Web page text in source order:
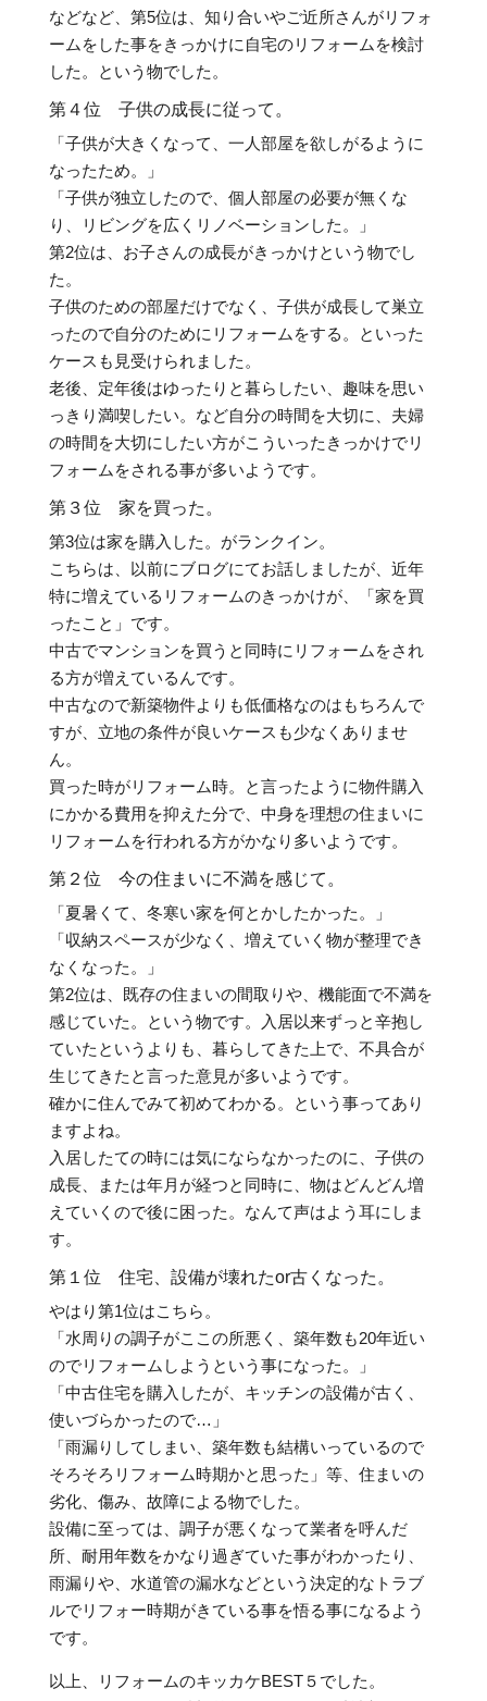
などなど、第5位は、知り合いやご近所さんがリフォ
ームをした事をきっかけに自宅のリフォームを検討
した。という物でした。
第４位 子供の成長に従って。
「子供が大きくなって、一人部屋を欲しがるように
なったため。」
「子供が独立したので、個人部屋の必要が無くな
り、リビングを広くリノベーションした。」
第2位は、お子さんの成長がきっかけという物でし
た。
子供のための部屋だけでなく、子供が成長して巣立
ったので自分のためにリフォームをする。といった
ケースも見受けられました。
老後、定年後はゆったりと暮らしたい、趣味を思い
っきり満喫したい。など自分の時間を大切に、夫婦
の時間を大切にしたい方がこういったきっかけでリ
フォームをされる事が多いようです。
第３位 家を買った。
第3位は家を購入した。がランクイン。
こちらは、以前にブログにてお話しましたが、近年
特に増えているリフォームのきっかけが、「家を買
ったこと」です。
中古でマンションを買うと同時にリフォームをされ
る方が増えているんです。
中古なので新築物件よりも低価格なのはもちろんで
すが、立地の条件が良いケースも少なくありませ
ん。
買った時がリフォーム時。と言ったように物件購入
にかかる費用を抑えた分で、中身を理想の住まいに
リフォームを行われる方がかなり多いようです。
第２位 今の住まいに不満を感じて。
「夏暑くて、冬寒い家を何とかしたかった。」
「収納スペースが少なく、増えていく物が整理でき
なくなった。」
第2位は、既存の住まいの間取りや、機能面で不満を
感じていた。という物です。入居以来ずっと辛抱し
ていたというよりも、暮らしてきた上で、不具合が
生じてきたと言った意見が多いようです。
確かに住んでみて初めてわかる。という事ってあり
ますよね。
入居したての時には気にならなかったのに、子供の
成長、または年月が経つと同時に、物はどんどん増
えていくので後に困った。なんて声はよう耳にしま
す。
第１位 住宅、設備が壊れたor古くなった。
やはり第1位はこちら。
「水周りの調子がここの所悪く、築年数も20年近い
のでリフォームしようという事になった。」
「中古住宅を購入したが、キッチンの設備が古く、
使いづらかったので…」
「雨漏りしてしまい、築年数も結構いっているので
そろそろリフォーム時期かと思った」等、住まいの
劣化、傷み、故障による物でした。
設備に至っては、調子が悪くなって業者を呼んだ
所、耐用年数をかなり過ぎていた事がわかったり、
雨漏りや、水道管の漏水などという決定的なトラブ
ルでリフォー時期がきている事を悟る事になるよう
です。
以上、リフォームのキッカケBEST５でした。